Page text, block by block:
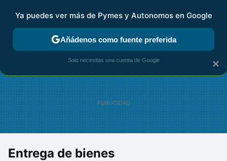
FISCALIDAD Y CONTABILIDAD KIT DIGITAL RENTA
Entrega de bienes
×
Ya puedes ver más de Pymes y Autonomos en Google
Añádenos como fuente preferida
Solo necesitas una cuenta de Google